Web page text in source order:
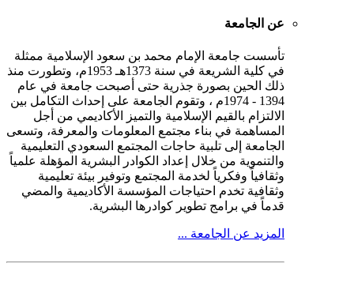
عن الجامعة
تأسست جامعة الإمام محمد بن سعود الإسلامية ممثلة
في كلية الشريعة في سنة 1373هـ 1953م، وتطورت منذ
ذلك الحين بصورة جذرية حتى أصبحت جامعة في عام
1394 - 1974م ، وتقوم الجامعة على إحداث التكامل بين
الالتزام بالقيم الإسلامية والتميز الأكاديمي من أجل
المساهمة في بناء مجتمع المعلومات والمعرفة، وتسعى
الجامعة إلى تلبية حاجات المجتمع السعودي التعليمية
والتنموية من خلال إعداد الكوادر البشرية المؤهلة علمياً
وثقافياً وفكرياً لخدمة المجتمع وتوفير بيئة تعليمية
وثقافية تخدم احتياجات المؤسسة الأكاديمية والمضي
قدماً في برامج تطوير كوادرها البشرية.
المزيد عن الجامعة ...